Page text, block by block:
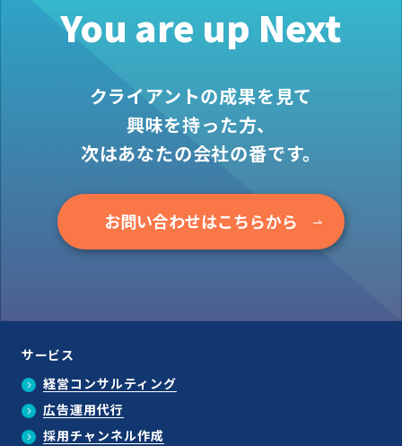
You are up Next
クライアントの成果を見て
興味を持った方、
次はあなたの会社の番です。
お問い合わせはこちらから
サービス
経営コンサルティング
広告運用代行
採用チャンネル作成